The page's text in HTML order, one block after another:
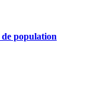
de population